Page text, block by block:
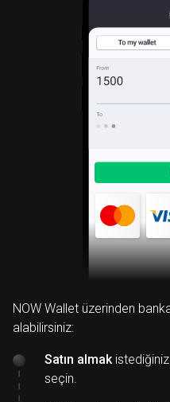
NOW Wallet üzerinden
alabilirsiniz:
Satın almakistediğiniz
seçin.